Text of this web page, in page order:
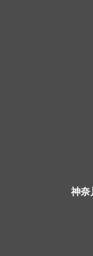
神奈